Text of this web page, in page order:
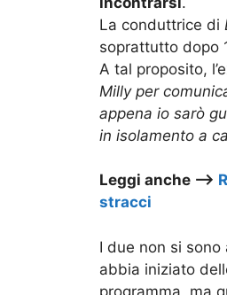
La conduttrice di
soprattutto dopo
A tal proposito,
Milly per
appena io sarò
in isolamento a
Leggi anche –>
stracci
I due non si sono
abbia iniziato
programma, ma